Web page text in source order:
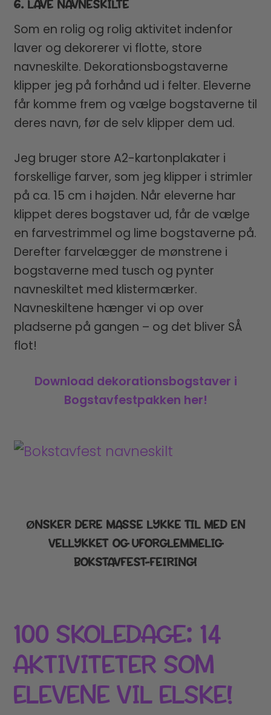
6. LAVE NAVNESKILTE
Som en rolig og rolig aktivitet indenfor
laver og dekorerer vi flotte, store
navneskilte. Dekorationsbogstaverne
klipper jeg på forhånd ud i felter. Eleverne
får komme frem og vælge bogstaverne til
deres navn, før de selv klipper dem ud.
Jeg bruger store A2-kartonplakater i
forskellige farver, som jeg klipper i strimler
på ca. 15 cm i højden. Når eleverne har
klippet deres bogstaver ud, får de vælge
en farvestrimmel og lime bogstaverne på.
Derefter farvelægger de mønstrene i
bogstaverne med tusch og pynter
navneskiltet med klistermærker.
Navneskiltene hænger vi op over
pladserne på gangen – og det bliver SÅ
flot!
Download dekorationsbogstaver i
Bogstavfestpakken her!
ØNSKER DERE MASSE LYKKE TIL MED EN
VELLYKKET OG UFORGLEMMELIG
BOKSTAVFEST-FEIRING!
100 SKOLEDAGE: 14
AKTIVITETER SOM
ELEVENE VIL ELSKE!